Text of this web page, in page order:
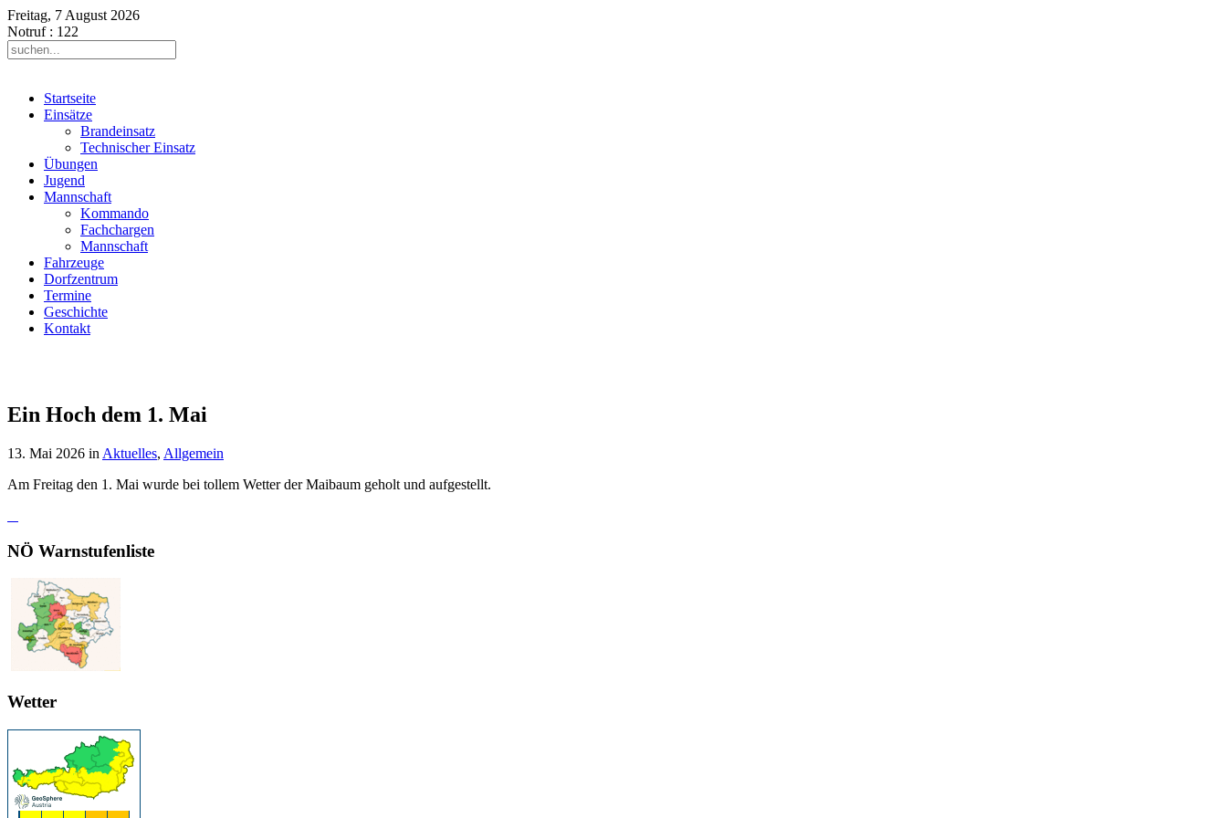
Freitag, 7 August 2026
Notruf: 122
Startseite
Einsätze
Brandeinsatz
Technischer Einsatz
Übungen
Jugend
Mannschaft
Kommando
Fachchargen
Mannschaft
Fahrzeuge
Dorfzentrum
Termine
Geschichte
Kontakt
Ein Hoch dem 1. Mai
13. Mai 2026 in Aktuelles, Allgemein
Am Freitag den 1. Mai wurde bei tollem Wetter der Maibaum geholt und aufgestellt.
NÖ Warnstufenliste
Wetter